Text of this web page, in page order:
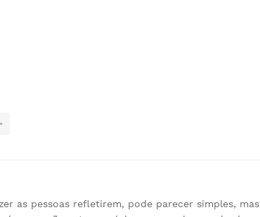
as pessoas refletirem, pode parecer simples, mas